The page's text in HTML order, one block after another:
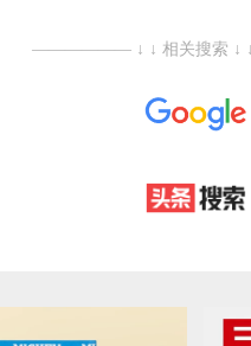
—————— ↓ ↓ 相关搜索